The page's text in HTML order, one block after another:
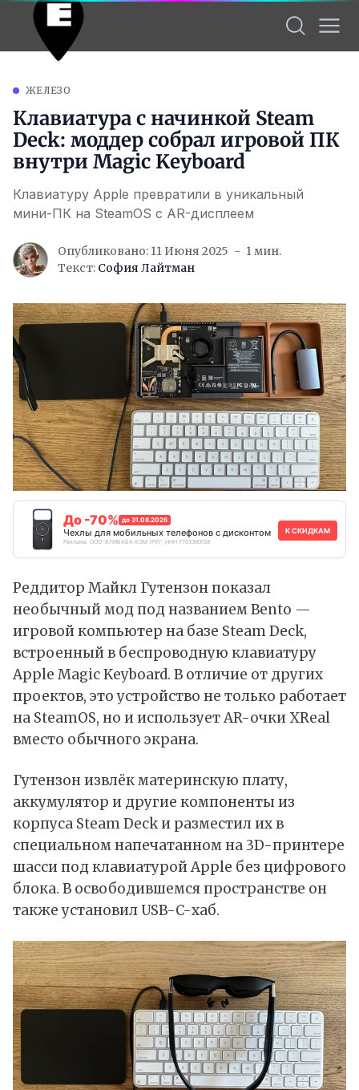
ЖЕЛЕЗО
Клавиатура с начинкой Steam
Deck: моддер собрал игровой ПК
внутри Magic Keyboard
Клавиатуру Apple превратили в уникальный
мини-ПК на SteamOS с AR-дисплеем
Опубликовано: 11 Июня 2025
1 мин.
Текст: София Лайтман
До -70% до 31.08.2026
Чехлы для мобильных телефонов с дисконтом
Реклама. ООО "АЛИБАБА.КОМ (РУ)", ИНН 7703380158
К СКИДКАМ
Реддитор Майкл Гутензон показал
необычный мод под названием Bento —
игровой компьютер на базе Steam Deck,
встроенный в беспроводную клавиатуру
Apple Magic Keyboard. В отличие от других
проектов, это устройство не только работает
на SteamOS, но и использует AR-очки XReal
вместо обычного экрана.
Гутензон извлёк материнскую плату,
аккумулятор и другие компоненты из
корпуса Steam Deck и разместил их в
специальном напечатанном на 3D-принтере
шасси под клавиатуройApple без цифрового
блока. В освободившемся пространстве он
также установил USB-C-хаб.